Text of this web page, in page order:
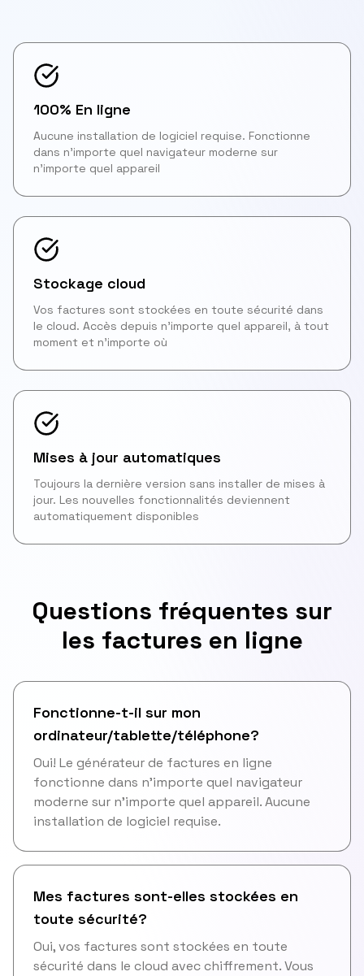
100% En ligne
Aucune installation de logiciel requise. Fonctionne
dans n'importe quel navigateur moderne sur
n'importe quel appareil
Stockage cloud
Vos factures sont stockées en toute sécurité dans
le cloud. Accès depuis n'importe quel appareil, à tout
moment et n'importe où
Mises à jour automatiques
Toujours la dernière version sans installer de mises à
jour. Les nouvelles fonctionnalités deviennent
automatiquement disponibles
Questions fréquentes sur
les factures en ligne
Fonctionne-t-il sur mon
ordinateur/tablette/téléphone?
Oui! Le générateur de factures en ligne
fonctionne dans n'importe quel navigateur
moderne sur n'importe quel appareil. Aucune
installation de logiciel requise.
Mes factures sont-elles stockées en
toute sécurité?
Oui, vos factures sont stockées en toute
sécurité dans le cloud avec chiffrement. Vous